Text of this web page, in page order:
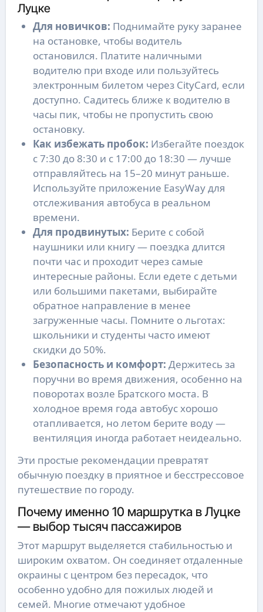
Луцке
Для новичков: Поднимайте руку заранее
на остановке, чтобы водитель
остановился. Платите наличными
водителю при входе или пользуйтесь
электронным билетом через CityCard, если
доступно. Садитесь ближе к водителю в
часы пик, чтобы не пропустить свою
остановку.
Как избежать пробок: Избегайте поездок
с 7:30 до 8:30 и с 17:00 до 18:30 — лучше
отправляйтесь на 15–20 минут раньше.
Используйте приложение EasyWay для
отслеживания автобуса в реальном
времени.
Для продвинутых: Берите с собой
наушники или книгу — поездка длится
почти час и проходит через самые
интересные районы. Если едете с детьми
или большими пакетами, выбирайте
обратное направление в менее
загруженные часы. Помните о льготах:
школьники и студенты часто имеют
скидки до 50%.
Безопасность и комфорт: Держитесь за
поручни во время движения, особенно на
поворотах возле Братского моста. В
холодное время года автобус хорошо
отапливается, но летом берите воду —
вентиляция иногда работает неидеально.
Эти простые рекомендации превратят
обычную поездку в приятное и бесстрессовое
путешествие по городу.
Почему именно 10 маршрутка в Луцке
— выбор тысяч пассажиров
Этот маршрут выделяется стабильностью и
широким охватом. Он соединяет отдаленные
окраины с центром без пересадок, что
особенно удобно для пожилых людей и
семей. Многие отмечают удобное